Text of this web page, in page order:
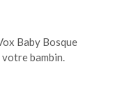
Baby Bosque
bambin.